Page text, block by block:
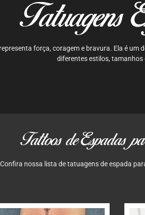
Tatuagens
força, coragem e bravura. Ela é
diferentes estilos, tamanhos
Tattoos de Espadas
Confira nossa lista de tatuagens de espada